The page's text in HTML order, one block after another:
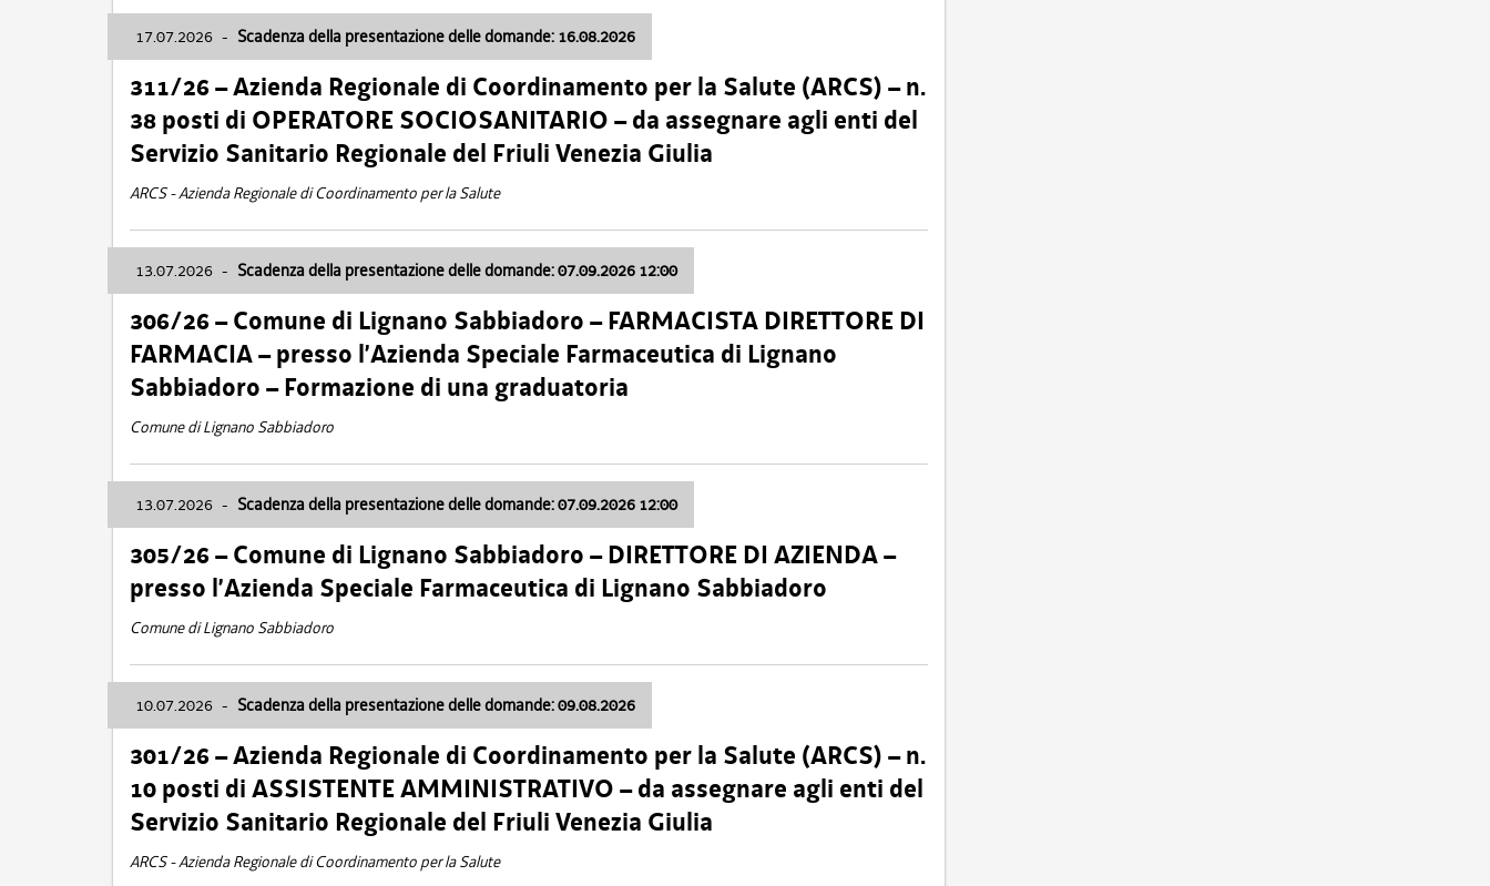
17.07.2026 - Scadenza della presentazione delle domande: 16.08.2026
311/26 – Azienda Regionale di Coordinamento per la Salute (ARCS) – n.
38 posti di OPERATORE SOCIOSANITARIO – da assegnare agli enti del
Servizio Sanitario Regionale del Friuli Venezia Giulia
ARCS - Azienda Regionale di Coordinamento per la Salute
13.07.2026 - Scadenza della presentazione delle domande: 07.09.2026 12:00
306/26 – Comune di Lignano Sabbiadoro – FARMACISTA DIRETTORE DI
FARMACIA – presso l’Azienda Speciale Farmaceutica di Lignano
Sabbiadoro – Formazione di una graduatoria
Comune di Lignano Sabbiadoro
13.07.2026 - Scadenza della presentazione delle domande: 07.09.2026 12:00
305/26 – Comune di Lignano Sabbiadoro – DIRETTORE DI AZIENDA –
presso l’Azienda Speciale Farmaceutica di Lignano Sabbiadoro
Comune di Lignano Sabbiadoro
10.07.2026 - Scadenza della presentazione delle domande: 09.08.2026
301/26 – Azienda Regionale di Coordinamento per la Salute (ARCS) – n.
10 posti di ASSISTENTE AMMINISTRATIVO – da assegnare agli enti del
Servizio Sanitario Regionale del Friuli Venezia Giulia
ARCS - Azienda Regionale di Coordinamento per la Salute